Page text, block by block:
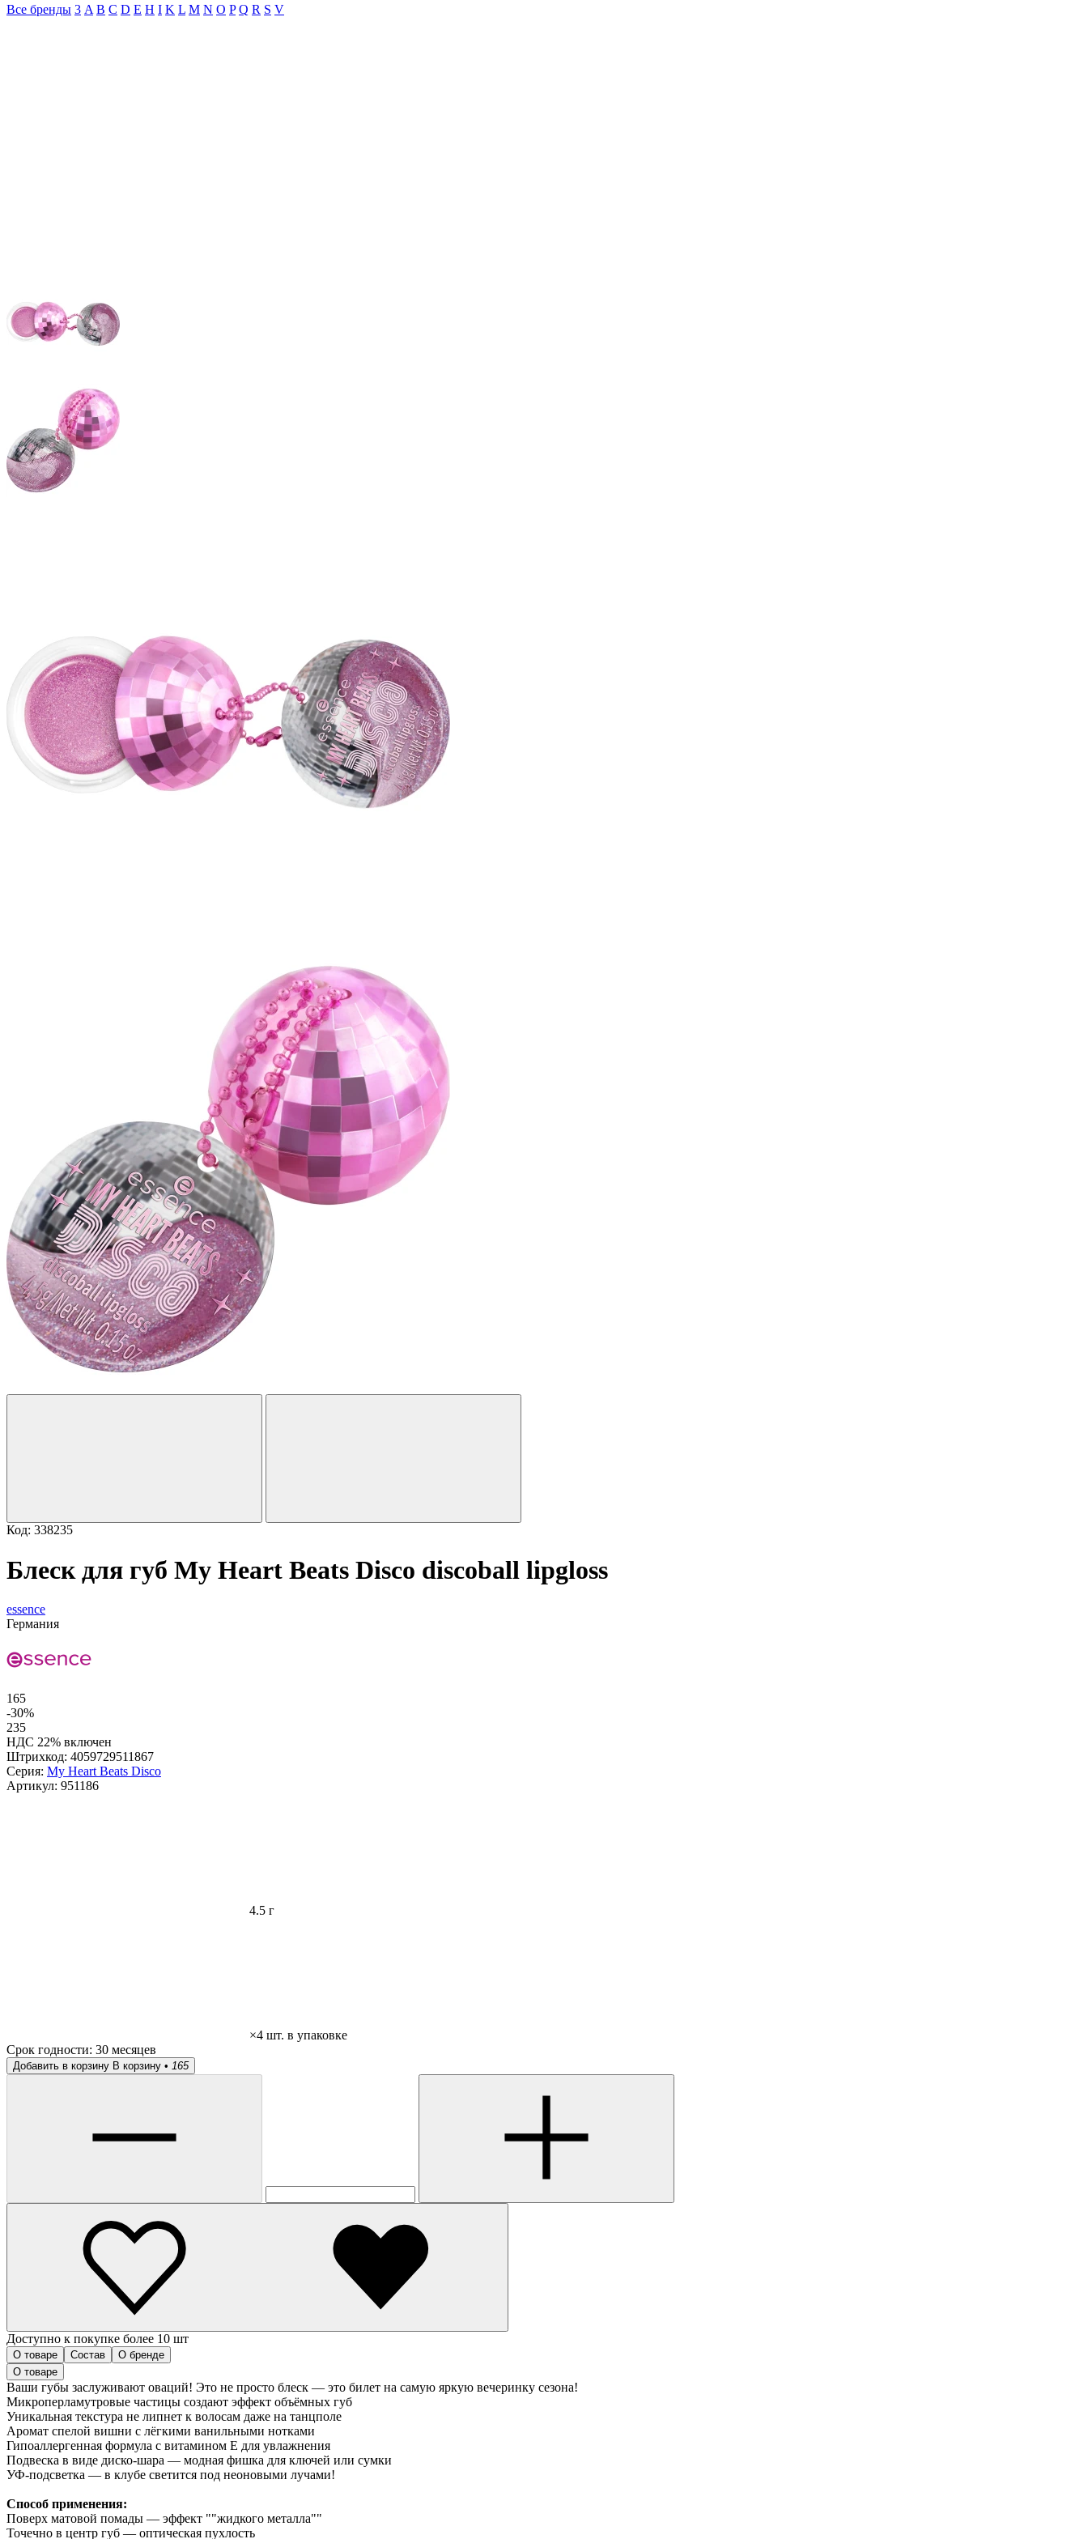
Все бренды 3 A B C D E H I K L M N O P Q R S V
Код: 338235
Блеск для губ My Heart Beats Disco discoball lipgloss
essence
Германия
165
-30%
235
НДС 22% включен
Штрихкод: 4059729511867
Серия: My Heart Beats Disco
Артикул: 951186
4.5 г
×4 шт. в упаковке
Срок годности: 30 месяцев
Добавить в корзину В корзину • 165
Доступно к покупке более 10 шт
О товаре Состав
О бренде
О товаре
Ваши губы заслуживают оваций! Это не просто блеск — это билет на самую яркую вечеринку сезона!
Микроперламутровые частицы создают эффект объёмных губ
Уникальная текстура не липнет к волосам даже на танцполе
Аромат спелой вишни с лёгкими ванильными нотками
Гипоаллергенная формула с витамином Е для увлажнения
Подвеска в виде диско-шара — модная фишка для ключей или сумки
УФ-подсветка — в клубе светится под неоновыми лучами!
Способ применения:
Поверх матовой помады — эффект ""жидкого металла""
Точечно в центр губ — оптическая пухлость